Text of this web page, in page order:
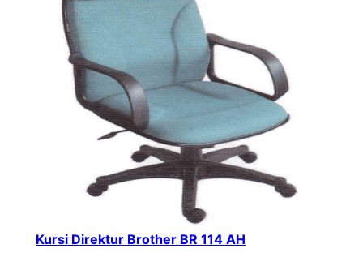
Kursi Direktur Brother BR 114 AH